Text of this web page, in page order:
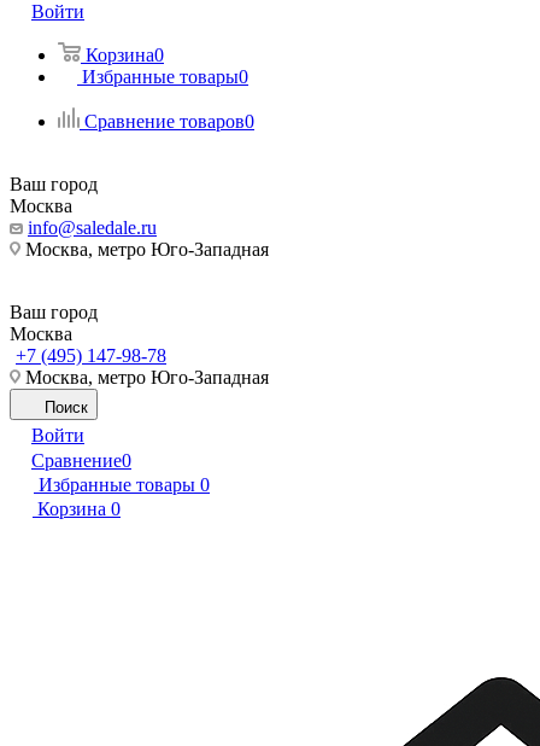
Войти
Корзина0
Избранные товары0
Сравнение товаров0
Ваш город
Москва
info@saledale.ru
Москва, метро Юго-Западная
Ваш город
Москва
+7 (495) 147-98-78
Москва, метро Юго-Западная
Поиск
Войти
Сравнение0
Избранные товары 0
Корзина 0